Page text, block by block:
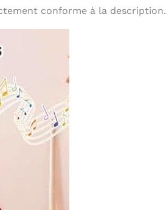
conforme à la description.